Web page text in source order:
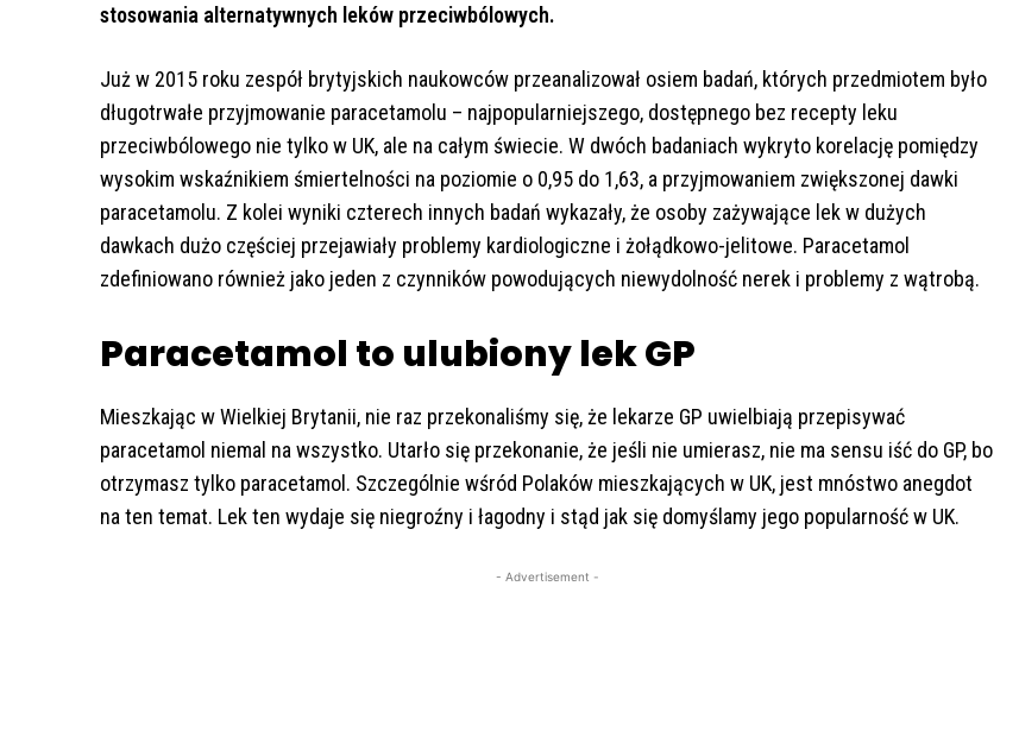
stosowania alternatywnych leków przeciwbólowych.
Już w 2015 roku zespół brytyjskich naukowców przeanalizował osiem badań, których przedmiotem było
długotrwałe przyjmowanie paracetamolu – najpopularniejszego, dostępnego bez recepty leku
przeciwbólowego nie tylko w UK, ale na całym świecie. W dwóch badaniach wykryto korelację pomiędzy
wysokim wskaźnikiem śmiertelności na poziomie o 0,95 do 1,63, a przyjmowaniem zwiększonej dawki
paracetamolu. Z kolei wyniki czterech innych badań wykazały, że osoby zażywające lek w dużych
dawkach dużo częściej przejawiały problemy kardiologiczne i żołądkowo-jelitowe. Paracetamol
zdefiniowano również jako jeden z czynników powodujących niewydolność nerek i problemy z wątrobą.
Paracetamol to ulubiony lek GP
Mieszkając w Wielkiej Brytanii, nie raz przekonaliśmy się, że lekarze GP uwielbiają przepisywać
paracetamol niemal na wszystko. Utarło się przekonanie, że jeśli nie umierasz, nie ma sensu iść do GP, bo
otrzymasz tylko paracetamol. Szczególnie wśród Polaków mieszkających w UK, jest mnóstwo anegdot
na ten temat. Lek ten wydaje się niegroźny i łagodny i stąd jak się domyślamy jego popularność w UK.
- Advertisement -